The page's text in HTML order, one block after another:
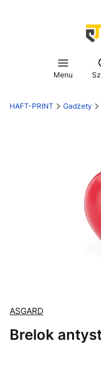
Menu
HAFT-PRINT Gadżety
ASGARD
Brelok